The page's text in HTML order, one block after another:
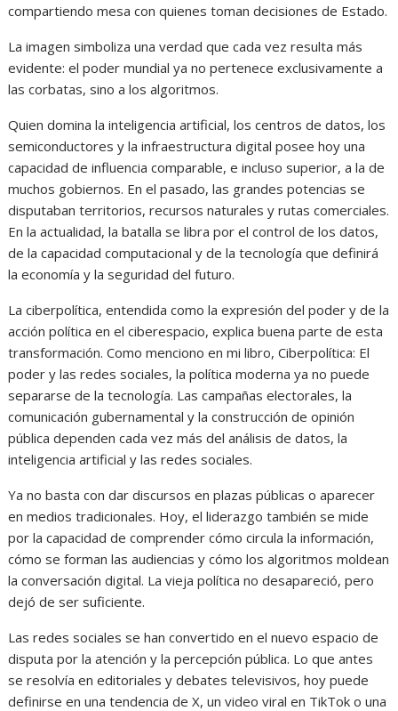
compartiendo mesa con quienes toman decisiones de Estado.
La imagen simboliza una verdad que cada vez resulta más
evidente: el poder mundial ya no pertenece exclusivamente a
las corbatas, sino a los algoritmos.
Quien domina la inteligencia artificial, los centros de datos, los
semiconductores y la infraestructura digital posee hoy una
capacidad de influencia comparable, e incluso superior, a la de
muchos gobiernos. En el pasado, las grandes potencias se
disputaban territorios, recursos naturales y rutas comerciales.
En la actualidad, la batalla se libra por el control de los datos,
de la capacidad computacional y de la tecnología que definirá
la economía y la seguridad del futuro.
La ciberpolítica, entendida como la expresión del poder y de la
acción política en el ciberespacio, explica buena parte de esta
transformación. Como menciono en mi libro, Ciberpolítica: El
poder y las redes sociales, la política moderna ya no puede
separarse de la tecnología. Las campañas electorales, la
comunicación gubernamental y la construcción de opinión
pública dependen cada vez más del análisis de datos, la
inteligencia artificial y las redes sociales.
Ya no basta con dar discursos en plazas públicas o aparecer
en medios tradicionales. Hoy, el liderazgo también se mide
por la capacidad de comprender cómo circula la información,
cómo se forman las audiencias y cómo los algoritmos moldean
la conversación digital. La vieja política no desapareció, pero
dejó de ser suficiente.
Las redes sociales se han convertido en el nuevo espacio de
disputa por la atención y la percepción pública. Lo que antes
se resolvía en editoriales y debates televisivos, hoy puede
definirse en una tendencia de X, un video viral en TikTok o una